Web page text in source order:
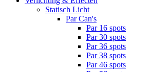
Statisch Licht
Par Can's
Par 16 spots
Par 30 spots
Par 36 spots
Par 38 spots
Par 46 spots